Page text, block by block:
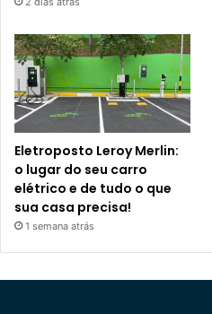
Eletroposto Leroy Merlin:
o lugar do seu carro
elétrico e de tudo o que
sua casa precisa!
1 semana atrás